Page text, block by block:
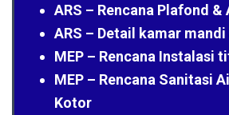
ARS – Rencana Plafond &
ARS – Detail kamar
MEP – Rencana Instalasi
MEP – Rencana Sanitasi
Kotor